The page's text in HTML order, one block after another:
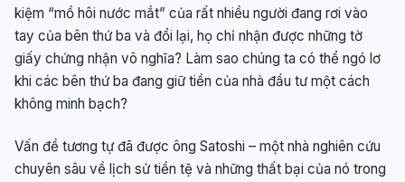
kiệm “mồ hôi nước mắt” của rất nhiều người đang rơi vào
tay của bên thứ ba và đổi lại, họ chỉ nhận được những tờ
giấy chứng nhận vô nghĩa? Làm sao chúng ta có thể ngó lơ
khi các bên thứ ba đang giữ tiền của nhà đầu tư một cách
không minh bạch?
Vấn đề tương tự đã được ông Satoshi – một nhà nghiên cứu
chuyên sâu về lịch sử tiền tệ và những thất bại của nó trong